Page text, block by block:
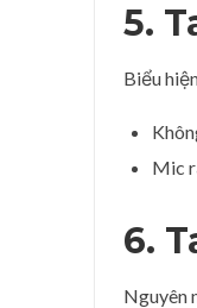
5.
Biểu
Mic
6.
Nguyên